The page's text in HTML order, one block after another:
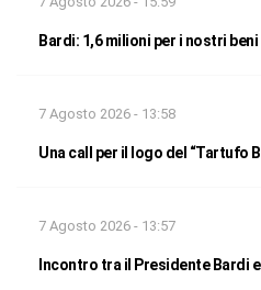
Bardi: 1,6 milioni per i nostri
7 Agosto 2026 - 13:58
Una call per il logo del “Tartufo
7 Agosto 2026 - 13:57
Incontro tra il Presidente Bardi